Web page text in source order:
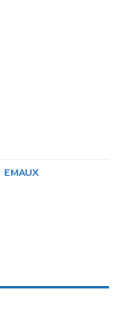
EMAUX